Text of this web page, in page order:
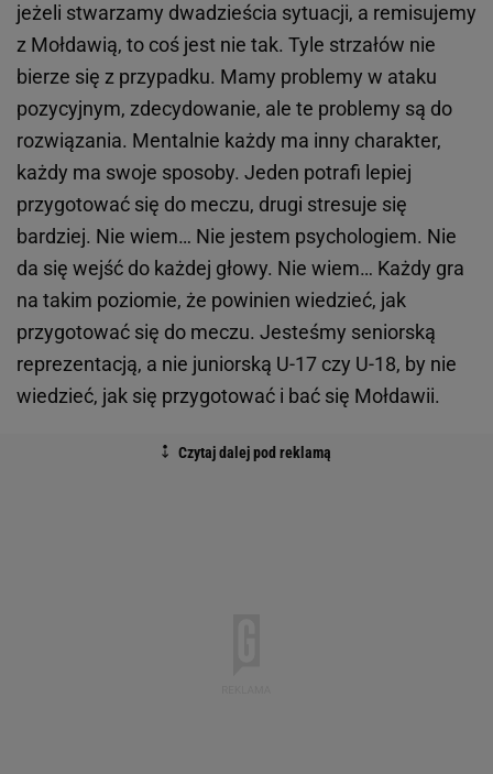
jeżeli stwarzamy dwadzieścia sytuacji, a remisujemy
z Mołdawią, to coś jest nie tak. Tyle strzałów nie
bierze się z przypadku. Mamy problemy w ataku
pozycyjnym, zdecydowanie, ale te problemy są do
rozwiązania. Mentalnie każdy ma inny charakter,
każdy ma swoje sposoby. Jeden potrafi lepiej
przygotować się do meczu, drugi stresuje się
bardziej. Nie wiem… Nie jestem psychologiem. Nie
da się wejść do każdej głowy. Nie wiem… Każdy gra
na takim poziomie, że powinien wiedzieć, jak
przygotować się do meczu. Jesteśmy seniorską
reprezentacją, a nie juniorską U-17 czy U-18, by nie
wiedzieć, jak się przygotować i bać się Mołdawii.